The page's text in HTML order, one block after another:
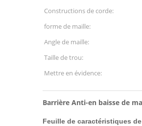
Constructions de corde:
forme de maille:
Angle de maille:
Taille de trou:
Mettre en évidence:
Barrière Anti-en baisse de
Feuille de caractéristiques